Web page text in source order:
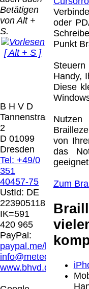
Betätigen
von Alt +
S.
[ Alt + S ]
B H V D
Tannenstrasse
2
D 01099
Dresden
Tel: +49/0
351
40457-75
UstId: DE
223905118
IK=591
420 965
PayPal:
paypal.me/
info@meteor.vision
www.bhvd.de
oder
Punkt
Handy,
Diese
von
das
Zum
Der Versand
als
Paket.
vom
von
0.00 €
Die in diesem
Warenzeichen sind
Firmen.
technische
letzte Änderung: 24.
Hilfsmittel Vertrieb
Mit einem Urteil
85/98 - Haftung für
Hamburg
Anbringung eines
gelinkten Seite ggf.
Dieses kann nur
dass man sich
Inhalten distanziert.